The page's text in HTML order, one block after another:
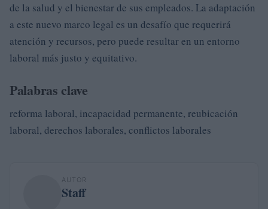
de la salud y el bienestar de sus empleados. La adaptación
a este nuevo marco legal es un desafío que requerirá
atención y recursos, pero puede resultar en un entorno
laboral más justo y equitativo.
Palabras clave
reforma laboral, incapacidad permanente, reubicación
laboral, derechos laborales, conflictos laborales
AUTOR
Staff